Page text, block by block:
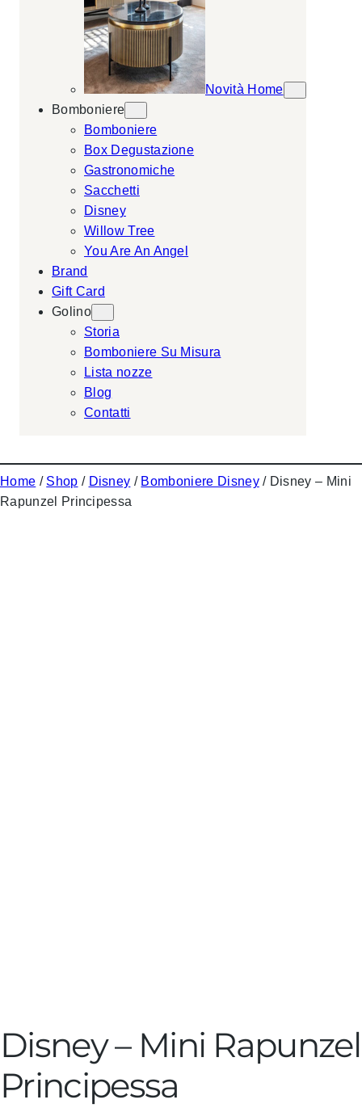
Novità Home
Bomboniere
Bomboniere
Box Degustazione
Gastronomiche
Sacchetti
Disney
Willow Tree
You Are An Angel
Brand
Gift Card
Golino
Storia
Bomboniere Su Misura
Lista nozze
Blog
Contatti
Home / Shop / Disney / Bomboniere Disney/ Disney – Mini
Rapunzel Principessa
Disney – Mini Rapunzel
Principessa